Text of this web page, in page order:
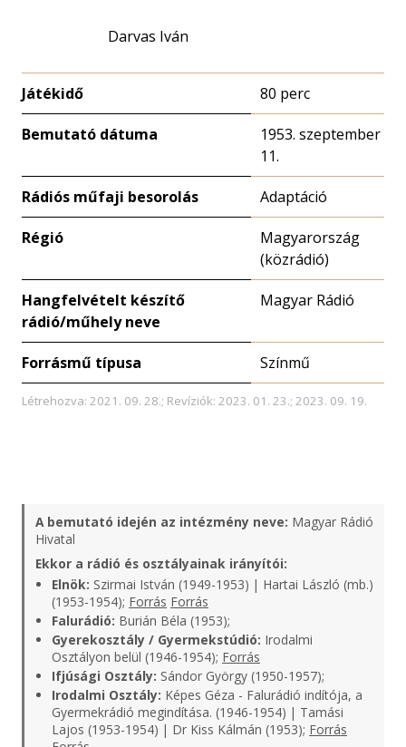
Darvas Iván
Játékidő 80 perc
Bemutató dátuma
1953. szeptember
11.
Rádiós műfaji besorolás Adaptáció
Régió
Magyarország
(közrádió)
Hangfelvételt készítő
rádió/műhely neve
Magyar Rádió
Forrásmű típusa Színmű
Létrehozva: 2021. 09. 28.; Revíziók: 2023. 01. 23.; 2023. 09. 19.
A bemutató idején az intézmény neve: Magyar Rádió
Hivatal
Ekkor a rádió és osztályainak irányítói:
Elnök: Szirmai István (1949-1953) | Hartai László (mb.)
(1953-1954); Forrás Forrás
Falurádió: Burián Béla (1953);
Gyerekosztály / Gyermekstúdió: Irodalmi
Osztályon belül (1946-1954); Forrás
Ifjúsági Osztály: Sándor György (1950-1957);
Irodalmi Osztály: Képes Géza - Falurádió indítója, a
Gyermekrádió megindítása. (1946-1954) | Tamási
Lajos (1953-1954) | Dr Kiss Kálmán (1953); Forrás